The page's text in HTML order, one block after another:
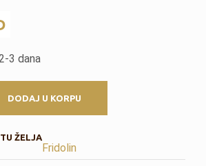
3 dana
DODAJ U KORPU
ŽELJA
Fridolin